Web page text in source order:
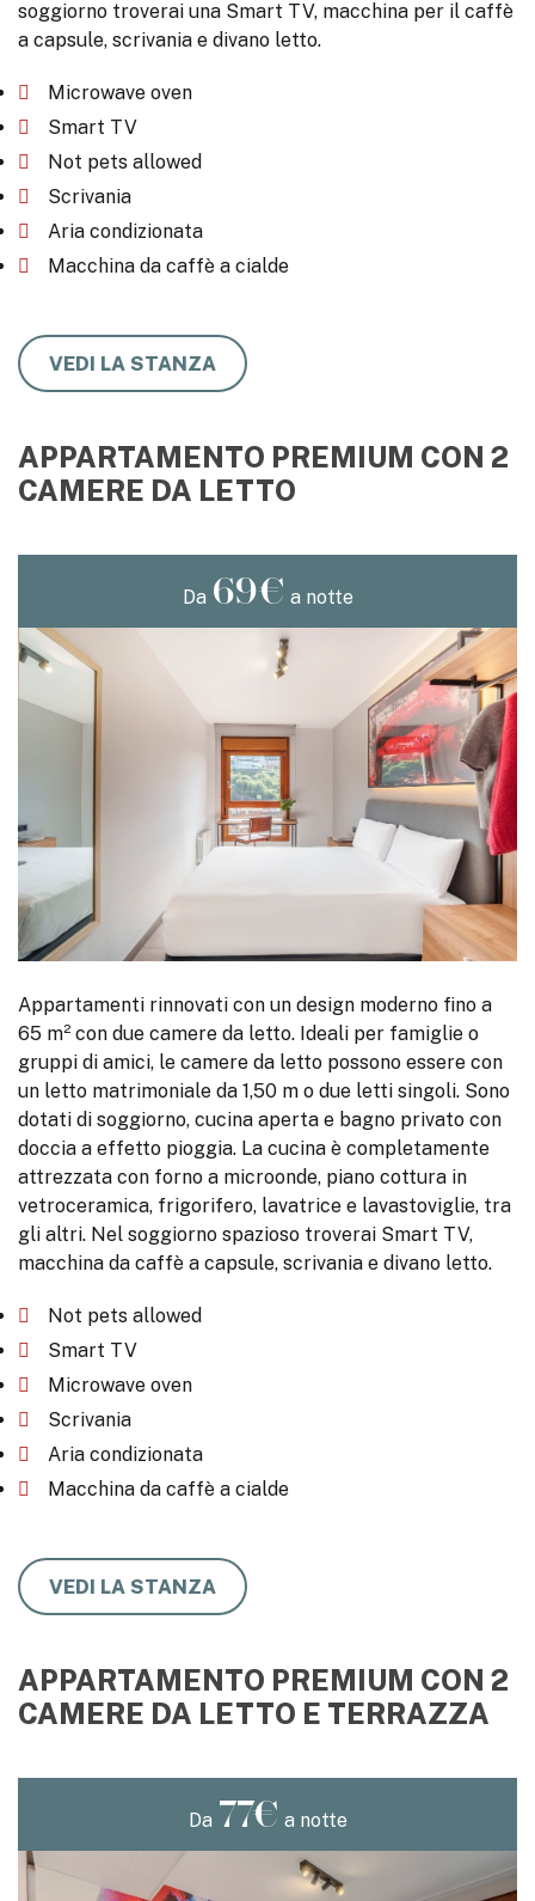
soggiorno troverai una Smart TV, macchina per il caffè
a capsule, scrivania e divano letto.
Microwave oven
Smart TV
Not pets allowed
Scrivania
Aria condizionata
Macchina da caffè a cialde
VEDI LA STANZA
APPARTAMENTO PREMIUM CON 2
CAMERE DA LETTO
Da 69€ a notte
Appartamenti rinnovati con un design moderno fino a
65 m² con due camere da letto. Ideali per famiglie o
gruppi di amici, le camere da letto possono essere con
un letto matrimoniale da 1,50 m o due letti singoli. Sono
dotati di soggiorno, cucina aperta e bagno privato con
doccia a effetto pioggia. La cucina è completamente
attrezzata con forno a microonde, piano cottura in
vetroceramica, frigorifero, lavatrice e lavastoviglie, tra
gli altri. Nel soggiorno spazioso troverai Smart TV,
macchina da caffè a capsule, scrivania e divano letto.
Not pets allowed
Smart TV
Microwave oven
Scrivania
Aria condizionata
Macchina da caffè a cialde
VEDI LA STANZA
APPARTAMENTO PREMIUM CON 2
CAMERE DA LETTO E TERRAZZA
Da 77€ a notte